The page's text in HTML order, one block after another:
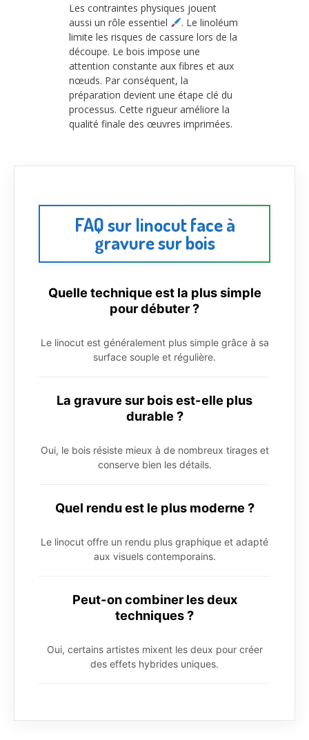
Les contraintes physiques jouent
aussi un rôle essentiel
. Le linoléum
limite les risques de cassure lors de la
découpe. Le bois impose une
attention constante aux fibres et aux
nœuds. Par conséquent, la
préparation devient une étape clé du
processus. Cette rigueur améliore la
qualité finale des œuvres imprimées.
FAQ sur linocut face à
gravure sur bois
Quelle technique est la plus simple
pour débuter ?
Le linocut est généralement plus simple grâce à sa
surface souple et régulière.
La gravure sur bois est-elle plus
durable ?
Oui, le bois résiste mieux à de nombreux tirages et
conserve bien les détails.
Quel rendu est le plus moderne ?
Le linocut offre un rendu plus graphique et adapté
aux visuels contemporains.
Peut-on combiner les deux
techniques ?
Oui, certains artistes mixent les deux pour créer
des effets hybrides uniques.